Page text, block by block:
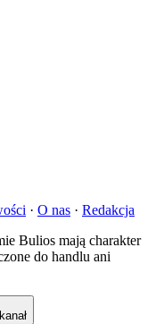
· O nas · Redakcja
Bulios mają charakter
do handlu ani